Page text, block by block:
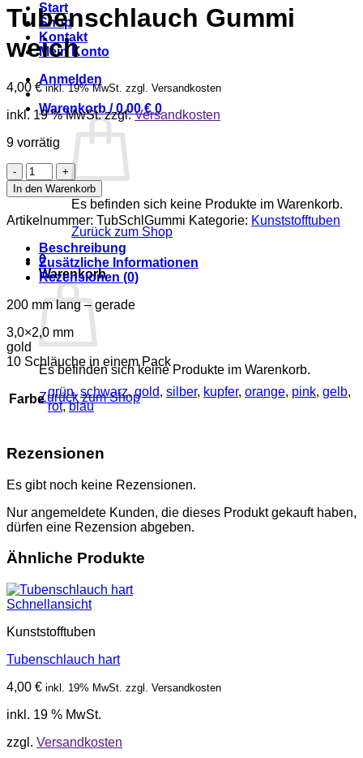
Start
Shop
Kontakt
Mein Konto
Anmelden
Warenkorb /0,00€ 0
Es befinden sich keine Produkte im Warenkorb.
Zurück zum Shop
0
Warenkorb
Es befinden sich keine Produkte im Warenkorb.
Zurück zum Shop
Tubenschlauch Gummi
weich
4,00 € inkl. 19% MwSt. zzgl. Versandkosten
inkl. 19 % MwSt. zzgl.Versandkosten
9 vorrätig
Tubenschlauch
Gummi
weich
Menge
In den Warenkorb
Artikelnummer: TubSchlGummi Kategorie: Kunststofftuben
Beschreibung
Zusätzliche Informationen
Rezensionen (0)
200 mm lang – gerade
3,0×2,0 mm
gold
10 Schläuche in einem Pack
Farbe
grün,schwarz,gold, silber, kupfer, orange, pink, gelb,
rot,blau
Rezensionen
Es gibt noch keine Rezensionen.
Nur angemeldete Kunden, die dieses Produkt gekauft haben,
dürfen eine Rezension abgeben.
Ähnliche Produkte
Schnellansicht
Kunststofftuben
Tubenschlauch hart
4,00 € inkl. 19% MwSt. zzgl. Versandkosten
inkl. 19 % MwSt.
zzgl. Versandkosten